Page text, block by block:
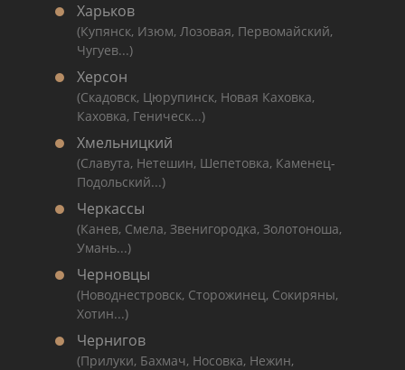
Харьков
(Купянск, Изюм, Лозовая, Первомайский,
Чугуев...)
Херсон
(Скадовск, Цюрупинск, Новая Каховка,
Каховка, Геническ...)
Хмельницкий
(Славута, Нетешин, Шепетовка, Каменец-
Подольский...)
Черкассы
(Канев, Смела, Звенигородка, Золотоноша,
Умань...)
Черновцы
(Новоднестровск, Сторожинец, Сокиряны,
Хотин...)
Чернигов
(Прилуки, Бахмач, Носовка, Нежин,